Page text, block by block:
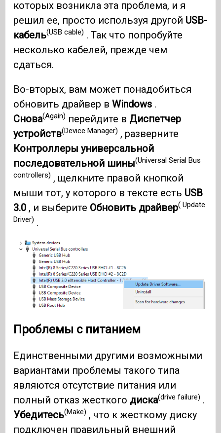
которых возникла эта проблема, и я
решил ее, просто используя другой USB-
кабель(USB cable) . Так что попробуйте
несколько кабелей, прежде чем
сдаться.
Во-вторых, вам может понадобиться
обновить драйвер вWindows .
Снова(Again) перейдите в Диспетчер
устройств(Device Manager) , разверните
Контроллеры универсальной
последовательной шины(Universal Serial Bus
controllers) , щелкните правой кнопкой
мыши тот, у которого в тексте есть USB
3.0 , и выберите Обновить драйвер( Update
Driver) .
Проблемы с питанием
Единственными другими возможными
вариантами проблемы такого типа
являются отсутствие питания или
полный отказ жесткого диска(drive failure) .
Убедитесь(Make) , что к жесткому диску
подключен правильный внешний